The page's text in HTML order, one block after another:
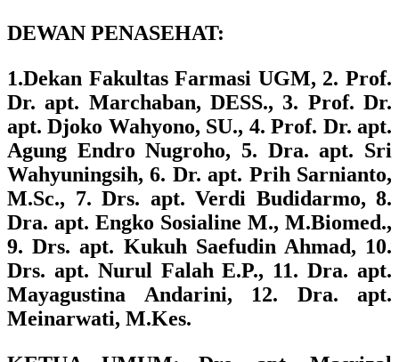
DEWAN PENASEHAT:
1.Dekan Fakultas Farmasi UGM, 2. Prof.
Dr. apt. Marchaban, DESS., 3. Prof. Dr.
apt. Djoko Wahyono, SU., 4. Prof. Dr. apt.
Agung Endro Nugroho, 5. Dra. apt. Sri
Wahyuningsih, 6. Dr. apt. Prih Sarnianto,
M.Sc., 7. Drs. apt. Verdi Budidarmo, 8.
Dra. apt. Engko Sosialine M., M.Biomed.,
9. Drs. apt. Kukuh Saefudin Ahmad, 10.
Drs. apt. Nurul Falah E.P., 11. Dra. apt.
Mayagustina Andarini, 12. Dra. apt.
Meinarwati, M.Kes.